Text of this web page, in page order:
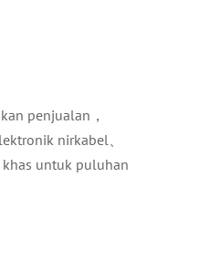
penjualan，
nirkabel、
untuk puluhan